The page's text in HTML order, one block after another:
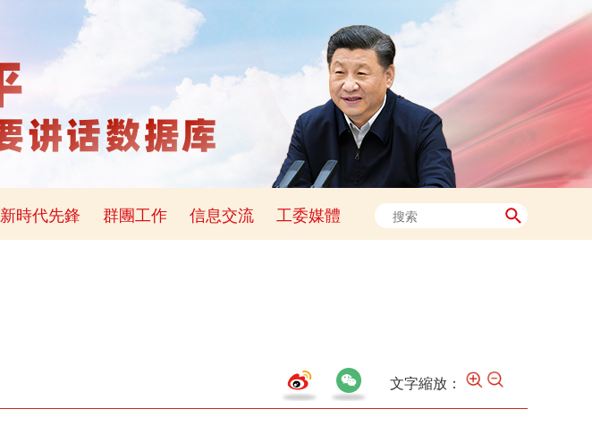
新時代先鋒 群團工作 信息交流 工委媒體
文字縮放：